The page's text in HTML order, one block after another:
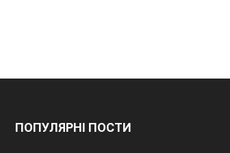
ПОПУЛЯРНІ ПОСТИ